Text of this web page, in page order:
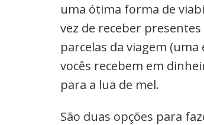
uma ótima forma de
vez de receber
parcelas da viagem
vocês recebem em
para a lua de mel.
São duas opções para